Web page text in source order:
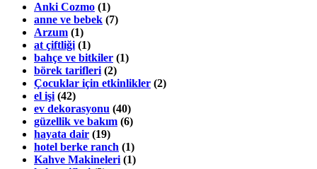
Anki Cozmo (1)
anne ve bebek (7)
Arzum (1)
at çiftliği (1)
bahçe ve bitkiler (1)
börek tarifleri (2)
Çocuklar için etkinlikler (2)
el işi (42)
ev dekorasyonu (40)
güzellik ve bakım (6)
hayata dair (19)
hotel berke ranch (1)
Kahve Makineleri (1)